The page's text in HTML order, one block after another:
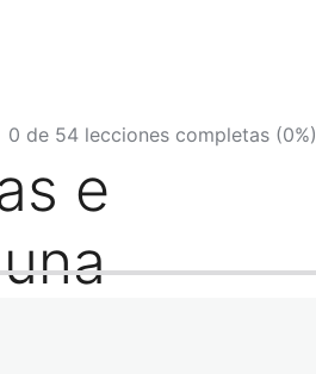
0 de 54 lecciones completas (0%)
e